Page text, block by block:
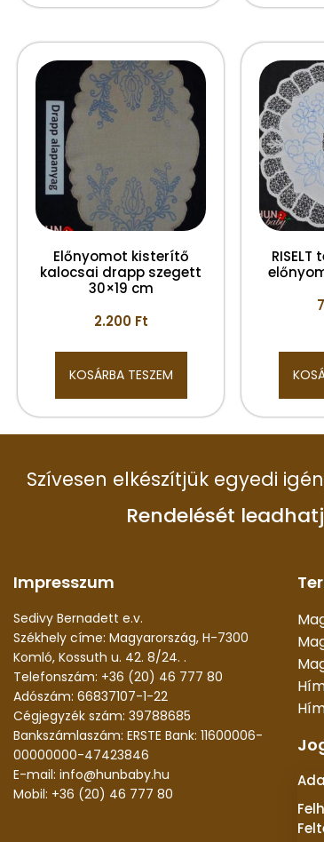
Előnyomot kisterítő
kalocsai drapp szegett
30×19 cm
2.200 Ft
KOSÁRBA TESZEM
Szívesen elkészítjük egyedi
Rendelését
Impresszum
Sedivy Bernadett e.v.
Székhely címe: Magyarország, H-7300
Komló, Kossuth u. 42. 8/24. .
Telefonszám: +36 (20) 46 777 80
Adószám: 66837107-1-22
Cégjegyzék szám: 39788685
Bankszámlaszám: ERSTE Bank: 11600006-
00000000-47423846
E-mail: info@hunbaby.hu
Mobil: +36 (20) 46 777 80